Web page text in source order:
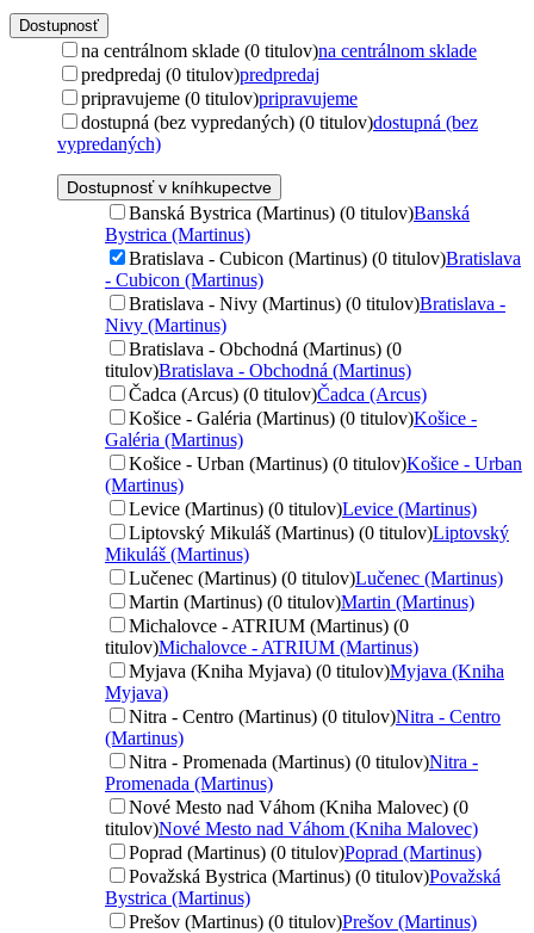
Dostupnosť
na centrálnom sklade (0 titulov)na centrálnom sklade
predpredaj (0 titulov)predpredaj
pripravujeme (0 titulov)pripravujeme
dostupná (bez vypredaných) (0 titulov)dostupná (bez
vypredaných)
Dostupnosť v kníhkupectve
Banská Bystrica (Martinus) (0 titulov)Banská
Bystrica (Martinus)
Bratislava - Cubicon (Martinus) (0 titulov)Bratislava
- Cubicon (Martinus)
Bratislava - Nivy (Martinus) (0 titulov)Bratislava -
Nivy (Martinus)
Bratislava - Obchodná (Martinus) (0
titulov)Bratislava - Obchodná (Martinus)
Čadca (Arcus) (0 titulov)Čadca (Arcus)
Košice - Galéria (Martinus) (0 titulov)Košice -
Galéria (Martinus)
Košice - Urban (Martinus) (0 titulov)Košice - Urban
(Martinus)
Levice (Martinus) (0 titulov)Levice (Martinus)
Liptovský Mikuláš (Martinus) (0 titulov)Liptovský
Mikuláš (Martinus)
Lučenec (Martinus) (0 titulov)Lučenec (Martinus)
Martin (Martinus) (0 titulov)Martin (Martinus)
Michalovce - ATRIUM (Martinus) (0
titulov)Michalovce - ATRIUM (Martinus)
Myjava (Kniha Myjava) (0 titulov)Myjava (Kniha
Myjava)
Nitra - Centro (Martinus) (0 titulov)Nitra - Centro
(Martinus)
Nitra - Promenada (Martinus) (0 titulov)Nitra -
Promenada (Martinus)
Nové Mesto nad Váhom (Kniha Malovec) (0
titulov)Nové Mesto nad Váhom (Kniha Malovec)
Poprad (Martinus) (0 titulov)Poprad (Martinus)
Považská Bystrica (Martinus) (0 titulov)Považská
Bystrica (Martinus)
Prešov (Martinus) (0 titulov)Prešov (Martinus)